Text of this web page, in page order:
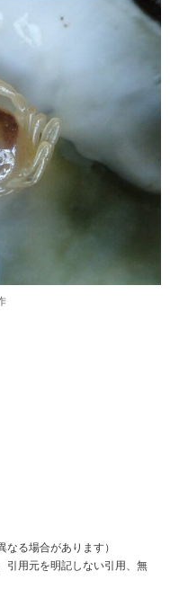
る場合があります）
引用元を明記しない引用、無